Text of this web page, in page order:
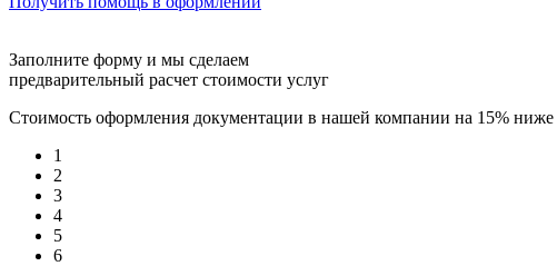
Заполните форму и мы сделаем
предварительный расчет стоимости услуг
Стоимость оформления документации в нашей компании на 15%
1
2
3
4
5
6